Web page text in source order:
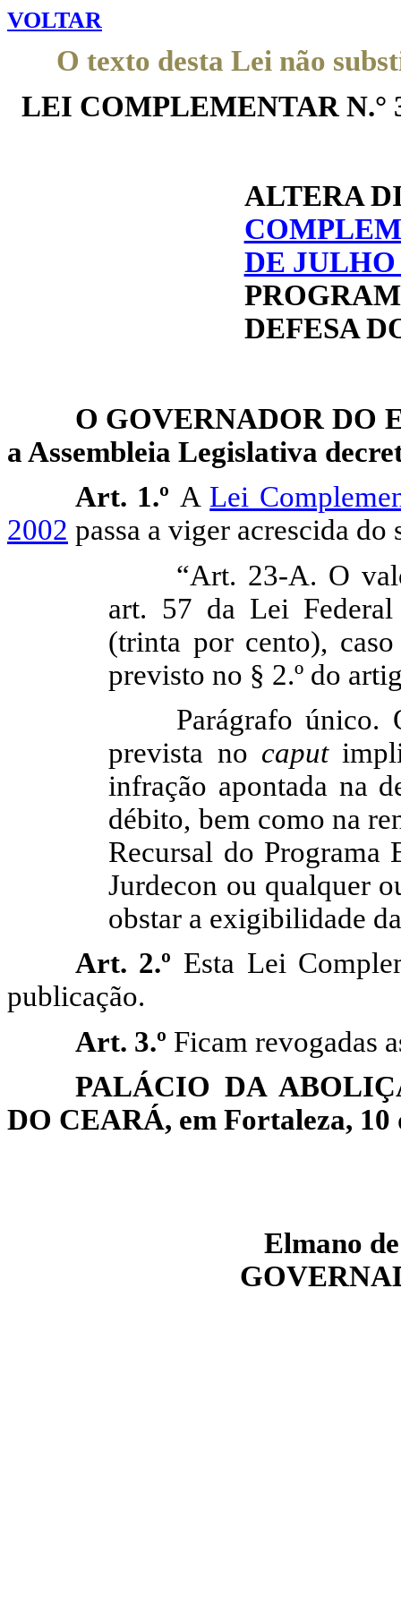
VOLTAR
O texto desta Lei não
LEI COMPLEMENTAR N.°
ALTERA
DE JULHO
DEFESA
O GOVERNADOR DO
aAssembleia Legislativa
Art. 1.º A Lei
2002 passa a viger acrescida do
“Art. 23-A. O
art. 57 da Lei Federal
(trinta por cento),
previsto no § 2.º do
Parágrafo único.
prevista no caput
infração apontada na
débito, bem como na
Recursal do Programa
Jurdecon ou qualquer
obstar a exigibilidade
Art. 2.º Esta Lei
publicação.
Art. 3.º Ficam revogadas
PALÁCIO DA
DO CEARÁ, em Fortaleza, 10
Elmano